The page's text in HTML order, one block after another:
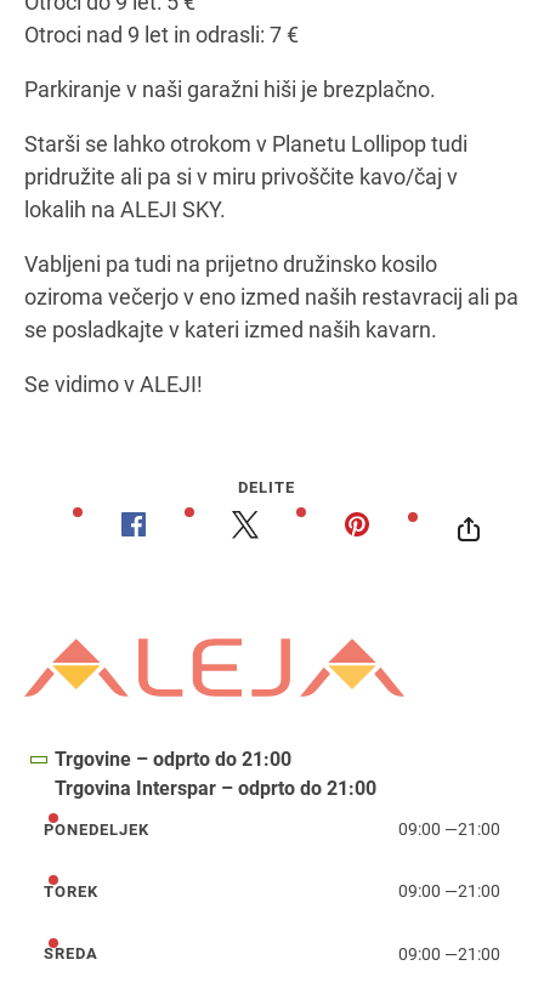
Otroci nad 9 let in odrasli: 7 €
Parkiranje v naši garažni hiši je brezplačno.
Starši se lahko otrokom v Planetu Lollipop tudi
pridružite ali pa si v miru privoščite kavo/čaj v
lokalih na ALEJI SKY.
Vabljeni pa tudi na prijetno družinsko kosilo
oziroma večerjo v eno izmed naših restavracij ali pa
se posladkajte v kateri izmed naših kavarn.
Se vidimo v ALEJI!
DELITE
Trgovine – odprto do 21:00
Trgovina Interspar – odprto do 21:00
ponedeljek
PONEDELJEK 09:00 —21:00
torek
TOREK 09:00 —21:00
sreda
SREDA 09:00 —21:00